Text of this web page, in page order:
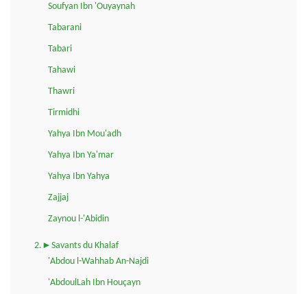
Soufyan Ibn 'Ouyaynah
Tabarani
Tabari
Tahawi
Thawri
Tirmidhi
Yahya Ibn Mou'adh
Yahya Ibn Ya'mar
Yahya Ibn Yahya
Zajjaj
Zaynou l-'Abidin
2.►Savants du Khalaf
'Abdou l-Wahhab An-Najdi
'AbdoulLah Ibn Houçayn